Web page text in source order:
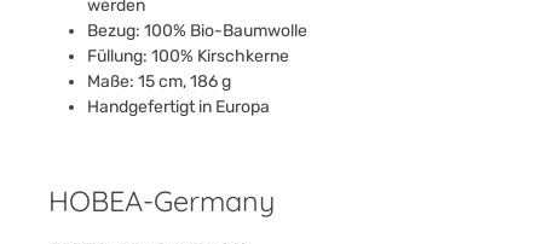
werden
Bezug: 100% Bio-Baumwolle
Füllung: 100% Kirschkerne
Maße: 15 cm, 186 g
Handgefertigt in Europa
HOBEA-Germany